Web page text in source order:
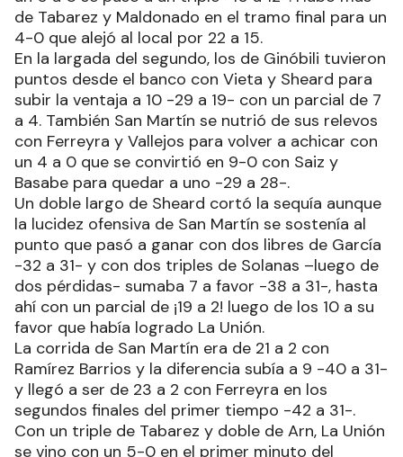
de Tabarez y Maldonado en el tramo final para un
4-0 que alejó al local por 22 a 15.
En la largada del segundo, los de Ginóbili tuvieron
puntos desde el banco con Vieta y Sheard para
subir la ventaja a 10 -29 a 19- con un parcial de 7
a 4. También San Martín se nutrió de sus relevos
con Ferreyra y Vallejos para volver a achicar con
un 4 a 0 que se convirtió en 9-0 con Saiz y
Basabe para quedar a uno -29 a 28-.
Un doble largo de Sheard cortó la sequía aunque
la lucidez ofensiva de San Martín se sostenía al
punto que pasó a ganar con dos libres de García
-32 a 31- y con dos triples de Solanas –luego de
dos pérdidas- sumaba 7 a favor -38 a 31-, hasta
ahí con un parcial de ¡19 a 2! luego de los 10 a su
favor que había logrado La Unión.
La corrida de San Martín era de 21 a 2 con
Ramírez Barrios y la diferencia subía a 9 -40 a 31-
y llegó a ser de 23 a 2 con Ferreyra en los
segundos finales del primer tiempo -42 a 31-.
Con un triple de Tabarez y doble de Arn, La Unión
se vino con un 5-0 en el primer minuto del